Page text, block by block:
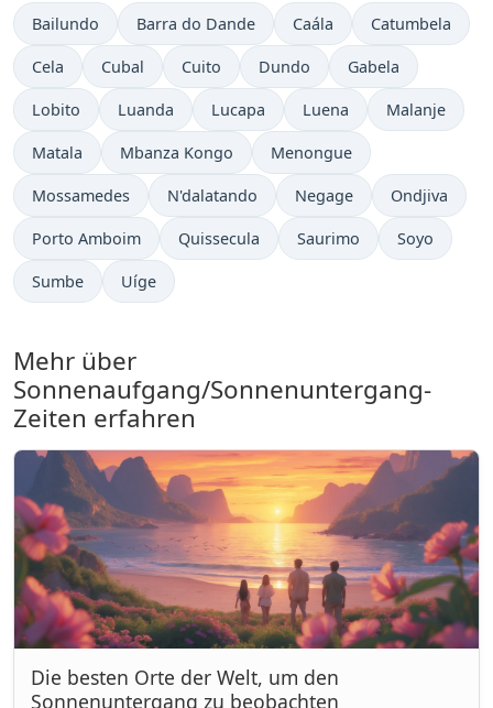
Bailundo Barra do Dande Caála Catumbela
Cela Cubal Cuito Dundo Gabela
Lobito Luanda Lucapa Luena Malanje
Matala Mbanza Kongo Menongue
Mossamedes N'dalatando Negage Ondjiva
Porto Amboim Quissecula Saurimo Soyo
Sumbe Uíge
Mehr über
Sonnenaufgang/Sonnenuntergang-
Zeiten erfahren
Die besten Orte der Welt, um den
Sonnenuntergang zu beobachten